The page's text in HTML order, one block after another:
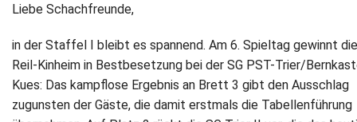
Kontakt
Impressum
Liebe Schachfreunde,
in der Staffel I bleibt es spannend. Am 6. Spieltag gewinnt
Reil-Kinheim in Bestbesetzung bei der SG PST-Trier/
Kues: Das kampflose Ergebnis an Brett 3 gibt den Ausschlag
zugunsten der Gäste, die damit erstmals die Tabellenführung